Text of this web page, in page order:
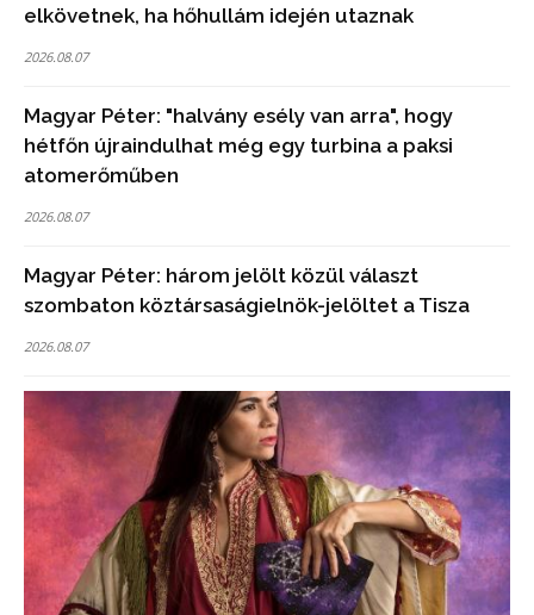
elkövetnek, ha hőhullám idején utaznak
2026.08.07
Magyar Péter: "halvány esély van arra", hogy
hétfőn újraindulhat még egy turbina a paksi
atomerőműben
2026.08.07
Magyar Péter: három jelölt közül választ
szombaton köztársaságielnök-jelöltet a Tisza
2026.08.07